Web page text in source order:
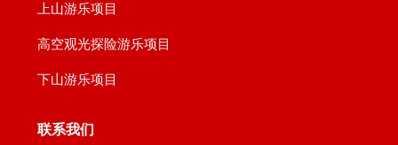
上山游乐项目
高空观光探险游乐项目
下山游乐项目
联系我们